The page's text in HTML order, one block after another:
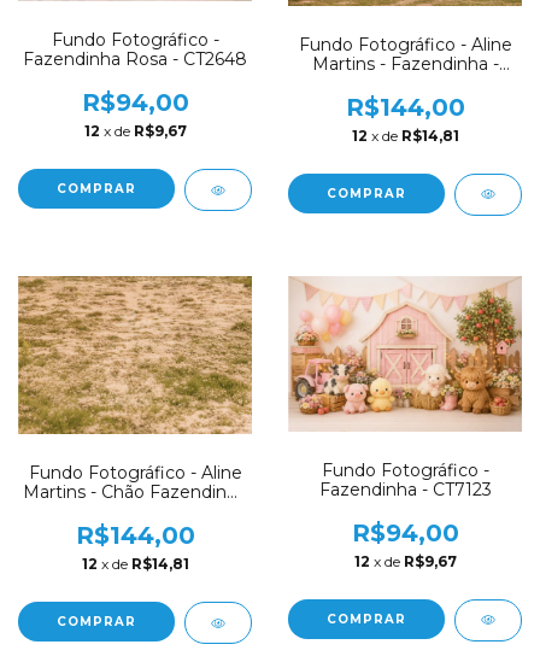
Fundo Fotográfico -
Fazendinha Rosa - CT2648
R$94,00
12 x de R$9,67
COMPRAR
Fundo Fotográfico - Aline
Martins - Fazendinha -
R$144,00
12 x de R$14,81
COMPRAR
Fundo Fotográfico - Aline
Martins - Chão Fazendinha
R$144,00
12 x de R$14,81
COMPRAR
Fundo Fotográfico -
Fazendinha - CT7123
R$94,00
12 x de R$9,67
COMPRAR